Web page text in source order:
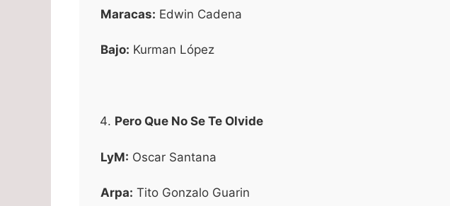
Maracas: Edwin Cadena
Bajo: Kurman López
Pero Que No Se Te Olvide
LyM: Oscar Santana
Arpa: Tito Gonzalo Guarin